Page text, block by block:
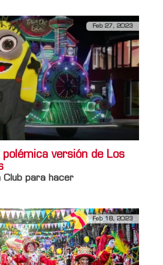
Feb 27, 2023
polémica versión de Los
Club para hacer
Feb 18, 2023